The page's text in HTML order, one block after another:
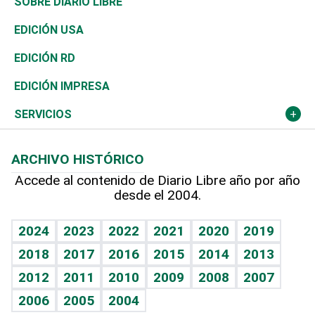
Reportajes
África
Ocenanía
Caribe
Resto del mundo
Vivienda
Telecom.
Global y variable
Economía personal
Buena Vida
Sociales
Novedades
Podcast Arte Libre
Hablando con el pediatra
Vida y familia
Eñe
Celebrando la vida
Sin complejos
Ciclismo
Tenis
Olimpismo
Más deportes
Línea de hit
TBT Deportivo
En Directo
El Espía
Noticiero Poteleche
Columnistas
Más firmas
Tecnología
Historia
Martes de tecnología
Cambio climático
Economía
Revista
Deportes
Opinión
Hecho en casa
Guía del dinero
EDICIÓN USA
EDICIÓN RD
EDICIÓN IMPRESA
SERVICIOS
Cumpleaños
Horóscopos
Crucigramas
ARCHIVO HISTÓRICO
Accede al contenido de Diario Libre año por año
desde el 2004.
2024 2023 2022 2021 2020
2019
2018
2017 2016 2015 2014
2013
2012
2011 2010 2009 2008
2007
2006
2005 2004